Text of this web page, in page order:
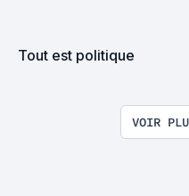
Tout est politique
VOIR